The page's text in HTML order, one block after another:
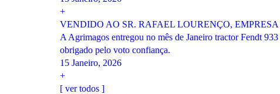
+
VENDIDO AO SR. RAFAEL LOURENÇO,
A Agrimagos entregou no mês de Janeiro tractor Fendt
obrigado pelo voto confiança.
15 Janeiro, 2026
+
[ ver todos ]